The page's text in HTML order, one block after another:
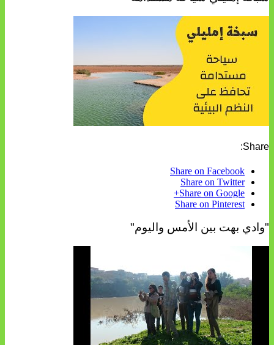
Share:
Share on Facebook
Share on Twitter
Share on Google+
Share on Pinterest
"وادي بهت بين الأمس واليوم"